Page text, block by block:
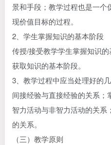
景和手段；教学过程也是一
现价值目标的过程。
2、学生掌握知识的基本阶段
传授/接受教学学生掌握知识
获取知识的基本阶段。
3、教学过程中应当处理好的
间接经验与直接经验的关系；
智力活动与非智力活动的关
的关系。
（三）教学原则